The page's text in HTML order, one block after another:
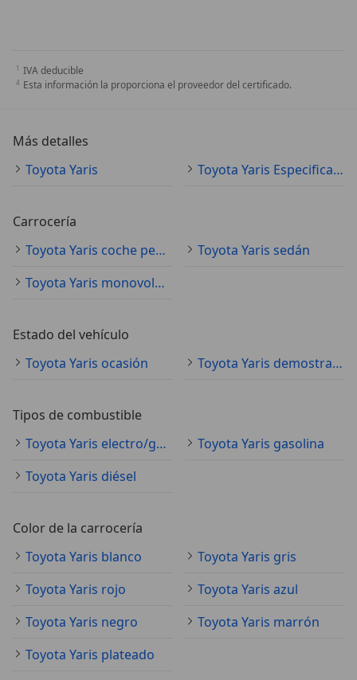
IVA deducible
Esta información la proporciona el proveedor del certificado.
Más detalles
Toyota Yaris
Toyota Yaris Especificaciones técnicas
Carrocería
Toyota Yaris coche pequeño
Toyota Yaris sedán
Toyota Yaris monovolumen
Estado del vehículo
Toyota Yaris ocasión
Toyota Yaris demostración
Tipos de combustible
Toyota Yaris electro/gasolina
Toyota Yaris gasolina
Toyota Yaris diésel
Color de la carrocería
Toyota Yaris blanco
Toyota Yaris gris
Toyota Yaris rojo
Toyota Yaris azul
Toyota Yaris negro
Toyota Yaris marrón
Toyota Yaris plateado